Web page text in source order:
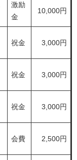
激励
金
10,000円
祝金 3,000円
祝金 3,000円
祝金 3,000円
会費 2,500円